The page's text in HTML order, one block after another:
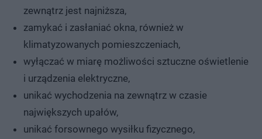
zewnątrz jest najniższa,
zamykać i zasłaniać okna, również w
klimatyzowanych pomieszczeniach,
wyłączać w miarę możliwości sztuczne oświetlenie
i urządzenia elektryczne,
unikać wychodzenia na zewnątrz w czasie
największych upałów,
unikać forsownego wysiłku fizycznego,